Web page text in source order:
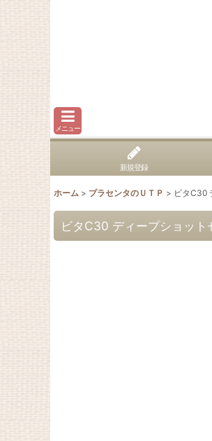
メニュー
新規登録
ホーム > プラセンタのＵＴＰ > ビタC30
ビタC30 ディープショッ